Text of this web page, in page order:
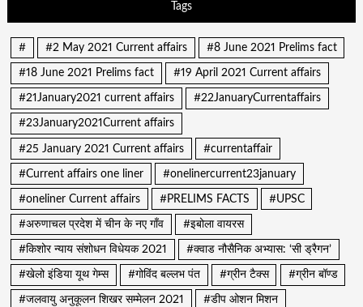
Tags
# #2 May 2021 Current affairs #8 June 2021 Prelims fact
#18 June 2021 Prelims fact #19 April 2021 Current affairs
#21January2021 current affairs #22JanuaryCurrentaffairs
#23January2021Current affairs
#25 January 2021 Current affairs #currentaffair
#Current affairs one liner #onelinercurrent23january
#oneliner Current affairs #PRELIMS FACTS #UPSC
#अरुणाचल प्रदेश में चीन के नए गाँव #इबोला वायरस
#किशोर न्याय संशोधन विधेयक 2021 #क्वाड नौसैनिक अभ्यास: ‘सी ड्रैगन’
#खेलो इंडिया यूथ गेम्स #गोविंद बल्लभ पंत #ग्रीन टैक्स #ग्रीन बॉण्ड
#जलवायु अनुकूलन शिखर सम्मेलन 2021 #डीप ओशन मिशन